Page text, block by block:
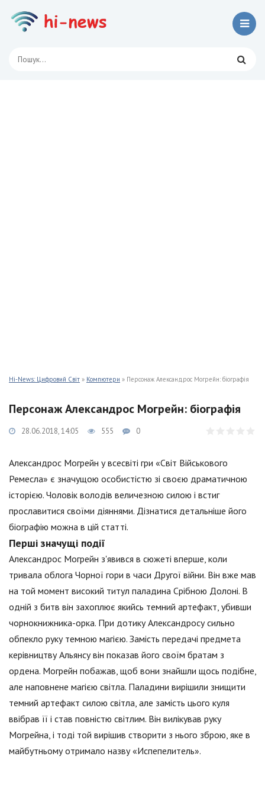
Hi-News: Цифровий Світ » Компютери » Персонаж Александрос Могрейн: біографія
Персонаж Александрос Могрейн: біографія
28.06.2018, 14:05 555 0
Александрос Могрейн у всесвіті гри «Світ Військового
Ремесла» є значущою особистістю зі своєю драматичною
історією. Чоловік володів величезною силою і встиг
прославитися своїми діяннями. Дізнатися детальніше його
біографію можна в цій статті.
Перші значущі події
Александрос Могрейн з'явився в сюжеті вперше, коли
тривала облога Чорної гори в часи Другої війни. Він вже мав
на той момент високий титул паладина Срібною Долоні. В
одній з битв він захоплює якийсь темний артефакт, убивши
чорнокнижника-орка. При дотику Александросу сильно
обпекло руку темною магією. Замість передачі предмета
керівництву Альянсу він показав його своїм братам з
ордена. Могрейн побажав, щоб вони знайшли щось подібне,
але наповнене магією світла. Паладини вирішили знищити
темний артефакт силою світла, але замість цього куля
ввібрав її і став повністю світлим. Він вилікував руку
Могрейна, і тоді той вирішив створити з нього зброю, яке в
майбутньому отримало назву «Испепелитель».